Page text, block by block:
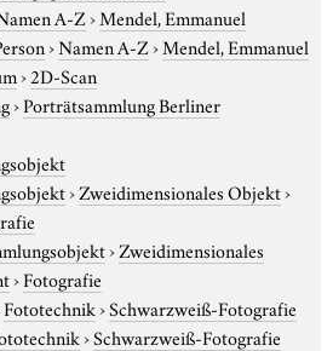
A-Z›Mendel, Emmanuel
›Namen A-Z›Mendel, Emmanuel
›2D-Scan
›Porträtsammlung Berliner
›Zweidimensionales Objekt›
›Zweidimensionales
›Fotografie
Fototechnik›Schwarzweiß-Fotografie
›Schwarzweiß-Fotografie